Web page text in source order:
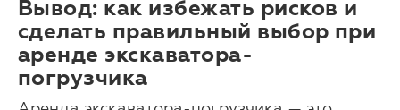
Вывод: как избежать рисков и
сделать правильный выбор при
аренде экскаватора-
погрузчика